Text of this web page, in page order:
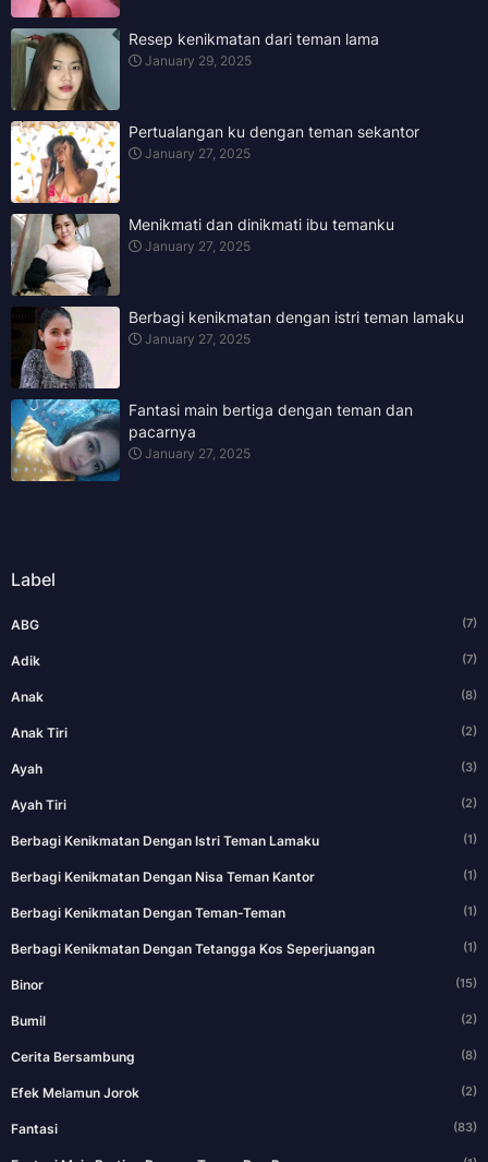
Resep kenikmatan dari teman lama
January 29, 2025
Pertualangan ku dengan teman sekantor
January 27, 2025
Menikmati dan dinikmati ibu temanku
January 27, 2025
Berbagi kenikmatan dengan istri teman lamaku
January 27, 2025
Fantasi main bertiga dengan teman dan
pacarnya
January 27, 2025
Label
ABG (7)
Adik (7)
Anak (8)
Anak Tiri (2)
Ayah (3)
Ayah Tiri (2)
Berbagi Kenikmatan Dengan Istri Teman Lamaku (1)
Berbagi Kenikmatan Dengan Nisa Teman Kantor (1)
Berbagi Kenikmatan Dengan Teman-Teman (1)
Berbagi Kenikmatan Dengan Tetangga Kos Seperjuangan (1)
Binor (15)
Bumil (2)
Cerita Bersambung (8)
Efek Melamun Jorok (2)
Fantasi (83)